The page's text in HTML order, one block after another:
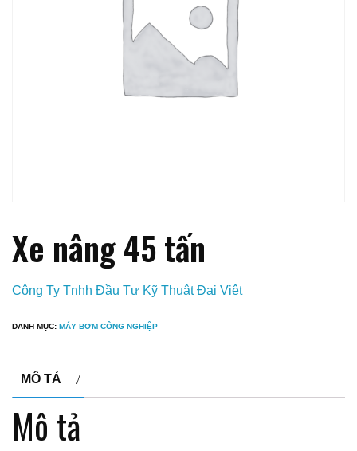
Xe nâng 45 tấn
Công Ty Tnhh Đầu Tư Kỹ Thuật Đại Việt
DANH MỤC: MÁY BƠM CÔNG NGHIỆP
MÔ TẢ
Mô tả